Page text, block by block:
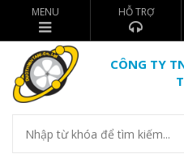
MENU HỖ TRỢ
CÔNG TY